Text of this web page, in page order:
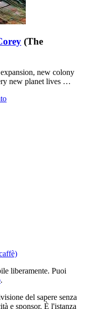
(The
new colony
new planet lives …
liberamente. Puoi
.
del sapere senza
e sponsor. È l'istanza